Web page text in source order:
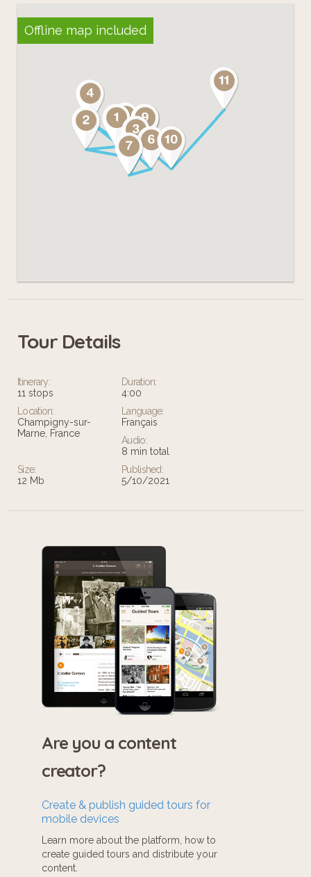
Robinel, proviseure du lycée ; Mme.
Chevreau-Gibrat, adjointe, et M.
Richard, CPE, pour l'accueil qu'ils ont
réservé à ce projet et Mme. Bouzidi
qui l'a accompagné chaque semaine.
Ainsi que tous les élèves de la classe :
Adrien, Aline, Ismael, Jason, Jean-
Offline map included
Tour Details
Itinerary:
11 stops
Duration:
4:00
Location:
Champigny-sur-
Marne, France
Language:
Français
Audio:
8 min total
Size:
12 Mb
Published:
5/10/2021
Are you a content
creator?
Create & publish guided tours for
mobile devices
Learn more about the platform, how to
create guided tours and distribute your
content.